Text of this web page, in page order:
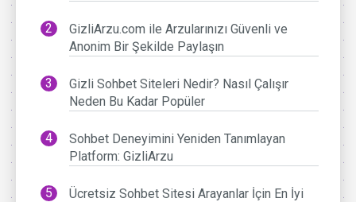
GizliArzu.com ile Arzularınızı Güvenli ve
Anonim Bir Şekilde Paylaşın
Gizli Sohbet Siteleri Nedir? Nasıl Çalışır
Neden Bu Kadar Popüler
Sohbet Deneyimini Yeniden Tanımlayan
Platform: GizliArzu
Ücretsiz Sohbet Sitesi Arayanlar İçin En İyi